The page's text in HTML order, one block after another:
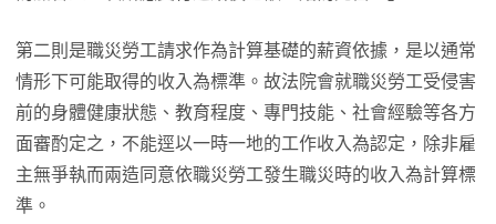
第二則是職災勞工請求作為計算基礎的薪資依據，是以通常
情形下可能取得的收入為標準。故法院會就職災勞工受侵害
前的身體健康狀態、教育程度、專門技能、社會經驗等各方
面審酌定之，不能逕以一時一地的工作收入為認定，除非雇
主無爭執而兩造同意依職災勞工發生職災時的收入為計算標
準。